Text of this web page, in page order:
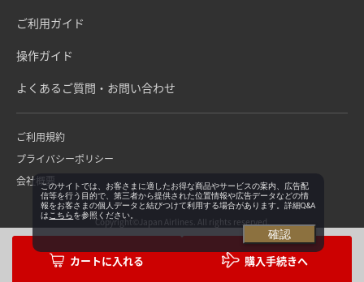
購入手続きへ
ご利用ガイド
操作ガイド
よくあるご質問・お問い合わせ
ご利用規約
プライバシーポリシー
会社概要
Copyright©Japan Airlines. All rights reserved.
このサイトでは、お客さまに適したお得な商品やサービスの案内、広告配
信等を行う目的で、第三者から提供された位置情報や広告データなどの情
報をお客さまの個人データと結びつけて利用する場合があります。詳細Q&A
は こちらを参照ください。
確認